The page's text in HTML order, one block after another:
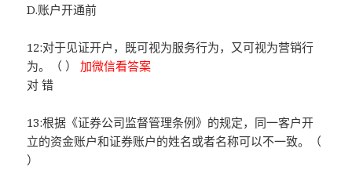
D.账户开通前
12:对于见证开户，既可视为服务行为，又可视为营销行
为。（ ）加微信看答案
对 错
13:根据《证券公司监督管理条例》的规定，同一客户开
立的资金账户和证券账户的姓名或者名称可以不一致。（
）